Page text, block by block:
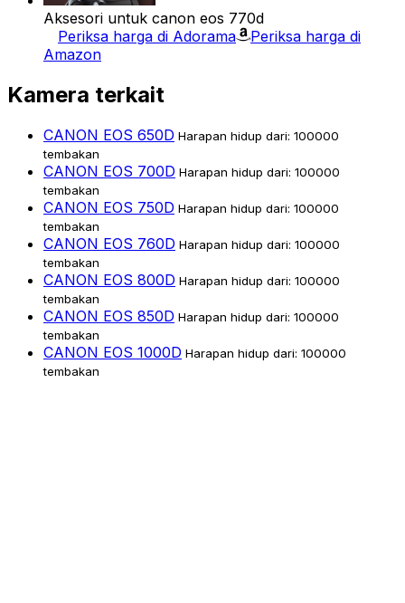
Aksesori untuk canon eos 770d
Periksa harga di Adorama
Periksa harga di
Amazon
Kamera terkait
CANON EOS 650D Harapan hidup dari: 100000
tembakan
CANON EOS 700D Harapan hidup dari: 100000
tembakan
CANON EOS 750D Harapan hidup dari: 100000
tembakan
CANON EOS 760D Harapan hidup dari: 100000
tembakan
CANON EOS 800D Harapan hidup dari: 100000
tembakan
CANON EOS 850D Harapan hidup dari: 100000
tembakan
CANON EOS 1000D Harapan hidup dari: 100000
tembakan